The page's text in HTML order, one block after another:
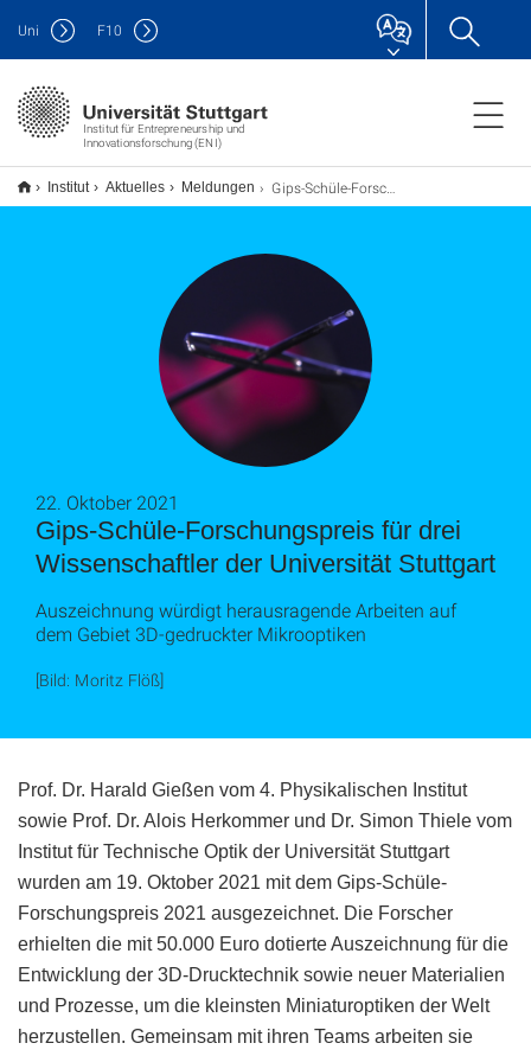
Institut für Entrepreneurship und
Innovationsforschung (ENI)
Uni F10
Institut Aktuelles Meldungen Gips-Schüle-Forschungspreis für drei Wissenschaftler der Universität Stuttgart
Gips-Schüle-Forschungspreis für drei
Wissenschaftler der Universität Stuttgart
22. Oktober 2021
Auszeichnung würdigt herausragende Arbeiten auf
dem Gebiet 3D-gedruckter Mikrooptiken
[Bild: Moritz Flöß]
Prof. Dr. Harald Gießen vom 4. Physikalischen Institut
sowie Prof. Dr. Alois Herkommer und Dr. Simon Thiele vom
Institut für Technische Optik der Universität Stuttgart
wurden am 19. Oktober 2021 mit dem Gips-Schüle-
Forschungspreis 2021 ausgezeichnet. Die Forscher
erhielten die mit 50.000 Euro dotierte Auszeichnung für die
Entwicklung der 3D-Drucktechnik sowie neuer Materialien
und Prozesse, um die kleinsten Miniaturoptiken der Welt
herzustellen. Gemeinsam mit ihren Teams arbeiten sie